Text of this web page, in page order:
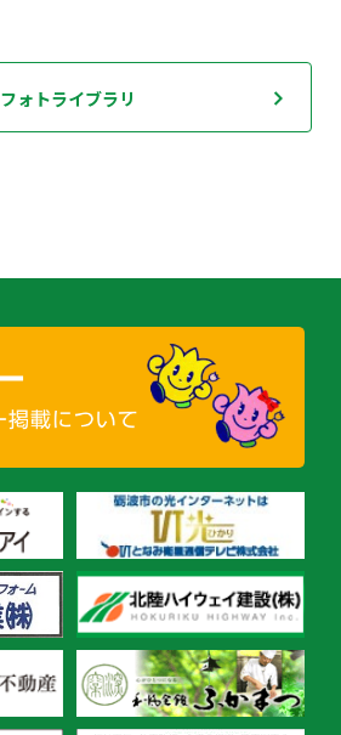
フォトライブラリ